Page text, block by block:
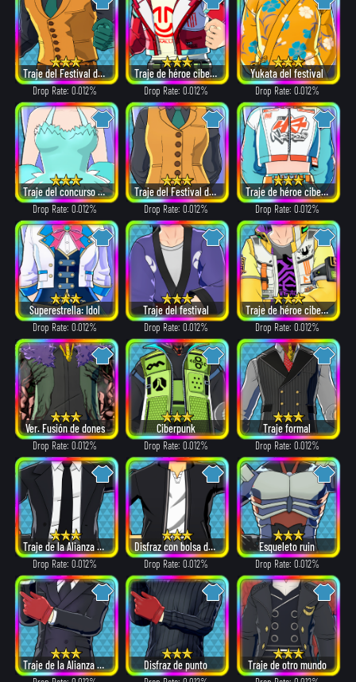
Traje del Festival de los Héroes (2019)
Drop Rate: 0.012%
Traje de héroe cibernético
Drop Rate: 0.012%
Yukata del festival
Drop Rate: 0.012%
Traje del concurso de belleza
Drop Rate: 0.012%
Traje del Festival de los Héroes (2019)
Drop Rate: 0.012%
Traje de héroe cibernético
Drop Rate: 0.012%
Superestrella: Idol
Drop Rate: 0.012%
Traje del festival
Drop Rate: 0.012%
Traje de héroe cibernético
Drop Rate: 0.012%
Ver. Fusión de dones
Drop Rate: 0.012%
Ciberpunk
Drop Rate: 0.012%
Traje formal
Drop Rate: 0.012%
Traje de la Alianza de Villanos
Drop Rate: 0.012%
Disfraz con bolsa de papel
Drop Rate: 0.012%
Esqueleto ruin
Drop Rate: 0.012%
Traje de la Alianza de Villanos Disfraz de punto Traje de otro mundo